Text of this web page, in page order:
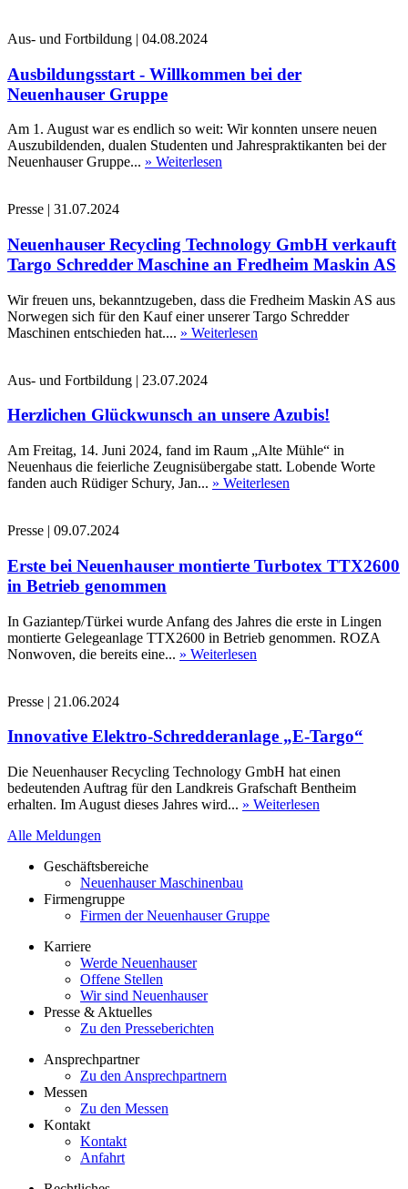
Aus- und Fortbildung | 04.08.2024
Ausbildungsstart - Willkommen bei der
Neuenhauser Gruppe
Am 1. August war es endlich so weit: Wir konnten unsere neuen
Auszubildenden, dualen Studenten und Jahrespraktikanten bei der
Neuenhauser Gruppe... » Weiterlesen
Presse | 31.07.2024
Neuenhauser Recycling Technology GmbH verkauft
Targo Schredder Maschine an Fredheim Maskin AS
Wir freuen uns, bekanntzugeben, dass die Fredheim Maskin AS aus
Norwegen sich für den Kauf einer unserer Targo Schredder
Maschinen entschieden hat.... » Weiterlesen
Aus- und Fortbildung | 23.07.2024
Herzlichen Glückwunsch an unsere Azubis!
Am Freitag, 14. Juni 2024, fand im Raum „Alte Mühle“ in
Neuenhaus die feierliche Zeugnisübergabe statt. Lobende Worte
fanden auch Rüdiger Schury, Jan... » Weiterlesen
Presse | 09.07.2024
Erste bei Neuenhauser montierte Turbotex TTX2600
in Betrieb genommen
In Gaziantep/Türkei wurde Anfang des Jahres die erste in Lingen
montierte Gelegeanlage TTX2600 in Betrieb genommen. ROZA
Nonwoven, die bereits eine... » Weiterlesen
Presse | 21.06.2024
Innovative Elektro-Schredderanlage „E-Targo“
Die Neuenhauser Recycling Technology GmbH hat einen
bedeutenden Auftrag für den Landkreis Grafschaft Bentheim
erhalten. Im August dieses Jahres wird... » Weiterlesen
Alle Meldungen
Geschäftsbereiche
Neuenhauser Maschinenbau
Firmengruppe
Firmen der Neuenhauser Gruppe
Karriere
Werde Neuenhauser
Offene Stellen
Wir sind Neuenhauser
Presse & Aktuelles
Zu den Presseberichten
Ansprechpartner
Zu den Ansprechpartnern
Messen
Zu den Messen
Kontakt
Kontakt
Anfahrt